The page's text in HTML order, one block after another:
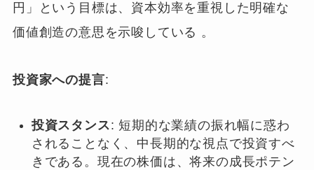
円」という目標は、資本効率を重視した明確な
価値創造の意思を示唆している 。
投資家への提言:
投資スタンス: 短期的な業績の振れ幅に惑わ
されることなく、中長期的な視点で投資すべ
きである。現在の株価は、将来の成長ポテン